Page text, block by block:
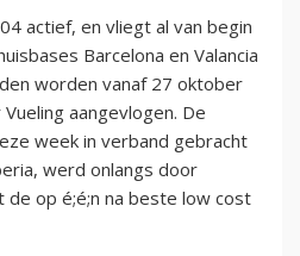
actief, en vliegt al van begin
Barcelona en Valancia
worden vanaf 27 oktober
aangevlogen. De
week in verband gebracht
werd onlangs door
op é;é;n na beste low cost